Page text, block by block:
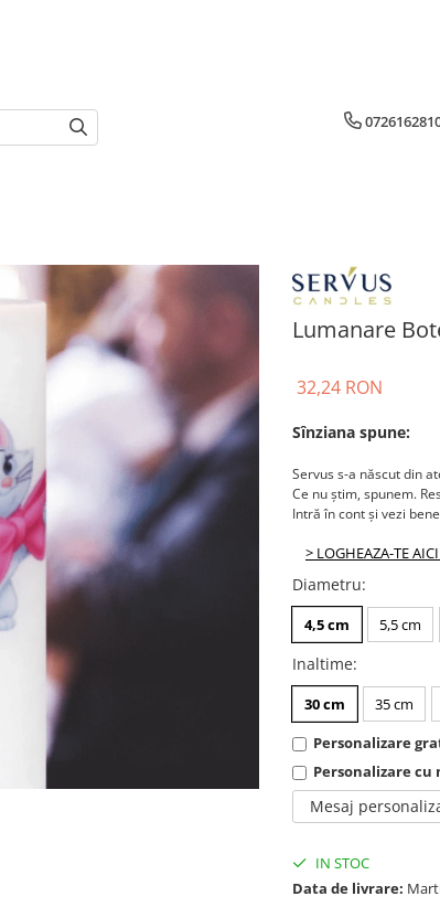
Lumanare
32,24 RON
Sînziana spune:
Servus s-a născut din
Ce nu știm, spunem.
Intră în cont și vezi
> LOGHEAZA-TE
Diametru:
4,5 cm 5,5 cm
Inaltime:
30 cm 35 cm
Personalizare
Personalizare cu
Mesaj
IN STOC
Data de livrare: